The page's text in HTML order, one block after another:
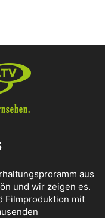
aus
und wir zeigen es.
Filmproduktion mit